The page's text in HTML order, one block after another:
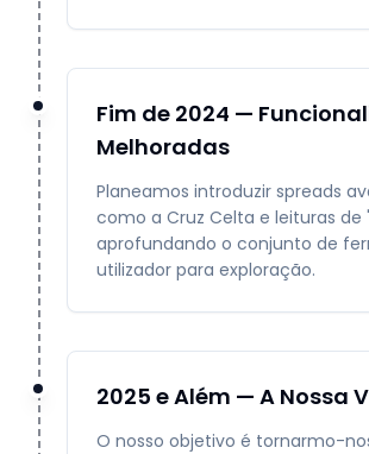
Fim de 2024 —
Melhoradas
Planeamos introduzir spreads
como a Cruz Celta e leituras de
aprofundando o conjunto de
utilizador para exploração.
2025 e Além — A Nossa
O nosso objetivo é tornarmo-